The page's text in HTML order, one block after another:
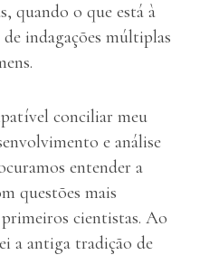
quando o que está à
indagações múltiplas
conciliar meu
e análise
entender a
questões mais
cientistas. Ao
a antiga tradição de